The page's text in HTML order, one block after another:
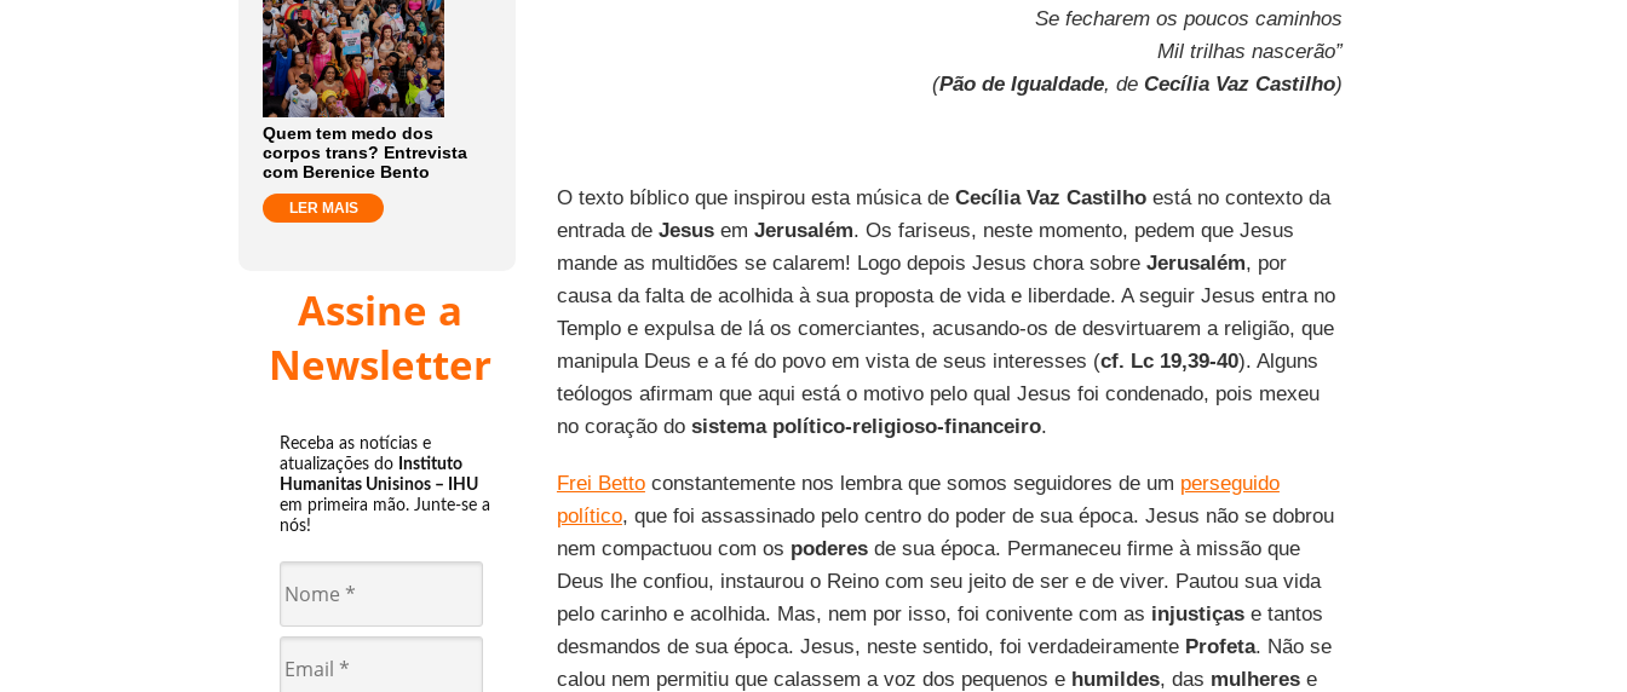
Quem tem medo dos
corpos trans? Entrevista
com Berenice Bento
LER MAIS
Assine a
Newsletter
Receba as notícias e
atualizações do Instituto
Humanitas Unisinos – IHU
em primeira mão. Junte-se a
nós!
Se fecharem os poucos caminhos
Mil trilhas nascerão”
(Pão de Igualdade, de Cecília Vaz Castilho)
O texto bíblico que inspirou esta música de Cecília Vaz Castilhoestá no contexto da
entrada de Jesusem Jerusalém. Os fariseus, neste momento, pedem que Jesus
mande as multidões se calarem! Logo depois Jesus chora sobre Jerusalém, por
causa da falta de acolhida à sua proposta de vida e liberdade. A seguir Jesus entra no
Templo e expulsa de lá os comerciantes, acusando-os de desvirtuarem a religião, que
manipula Deus e a fé do povo em vista de seus interesses (cf. Lc 19,39-40). Alguns
teólogos afirmam que aqui está o motivo pelo qual Jesus foi condenado, pois mexeu
no coração do sistema político-religioso-financeiro.
Frei Bettoconstantemente nos lembra que somos seguidores de um perseguido
político, que foi assassinado pelo centro do poder de sua época. Jesus não se dobrou
nem compactuou com os poderesde sua época. Permaneceu firme à missão que
Deus lhe confiou, instaurou o Reino com seu jeito de ser e de viver. Pautou sua vida
pelo carinho e acolhida. Mas, nem por isso, foi conivente com as injustiçase tantos
desmandos de sua época. Jesus, neste sentido, foi verdadeiramente Profeta. Não se
calou nem permitiu que calassem a voz dos pequenos e humildes, das mulherese